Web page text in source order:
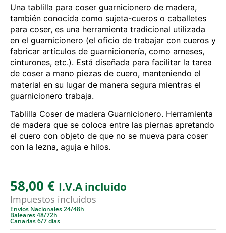
Una tablilla para coser guarnicionero de madera,
también conocida como sujeta-cueros o caballetes
para coser, es una herramienta tradicional utilizada
en el guarnicionero (el oficio de trabajar con cueros y
fabricar artículos de guarnicionería, como arneses,
cinturones, etc.). Está diseñada para facilitar la tarea
de coser a mano piezas de cuero, manteniendo el
material en su lugar de manera segura mientras el
guarnicionero trabaja.
Tablilla Coser de madera Guarnicionero. Herramienta
de madera que se coloca entre las piernas apretando
el cuero con objeto de que no se mueva para coser
con la lezna, aguja e hilos.
58,00 € I.V.A incluido
Impuestos incluidos
Envíos Nacionales 24/48h
Baleares 48/72h
Canarias 6/7 días